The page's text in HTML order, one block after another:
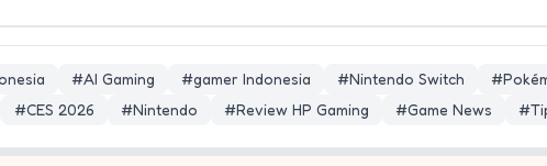
#AI Gaming #gamer Indonesia #Nintendo Switch
#CES 2026 #Nintendo #Review HP Gaming #Game News